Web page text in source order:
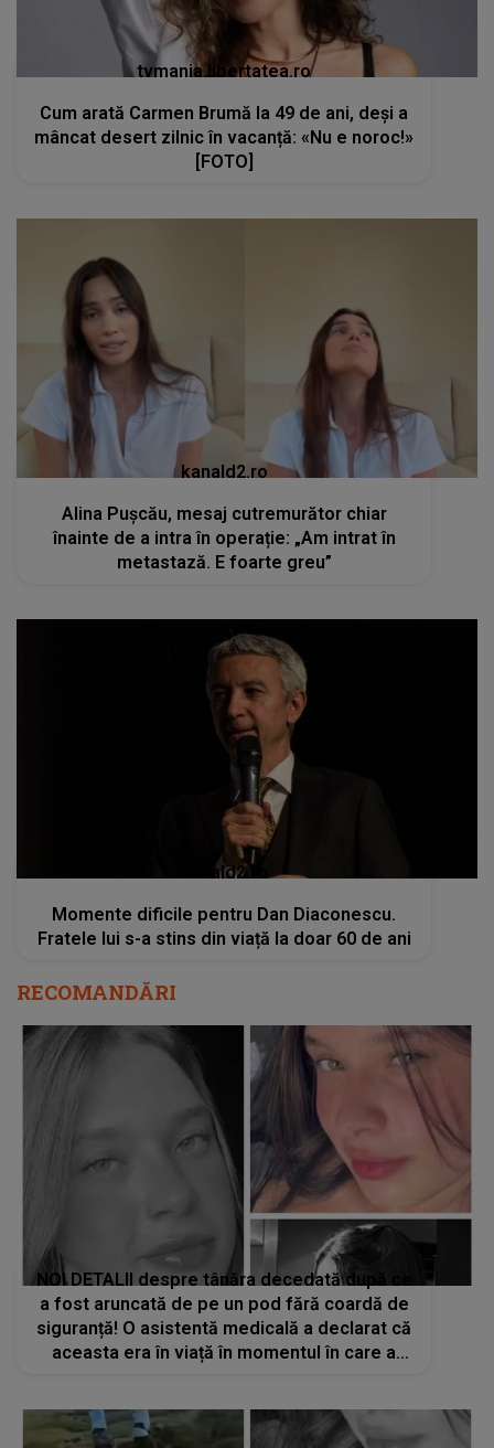
tvmania.libertatea.ro
Cum arată Carmen Brumă la 49 de ani, deși a
mâncat desert zilnic în vacanță: «Nu e noroc!»
[FOTO]
kanald2.ro
Alina Pușcău, mesaj cutremurător chiar
înainte de a intra în operație: „Am intrat în
metastază. E foarte greu”
kanald2.ro
Momente dificile pentru Dan Diaconescu.
Fratele lui s-a stins din viață la doar 60 de ani
RECOMANDĂRI
NOI DETALII despre tânăra decedată după ce
a fost aruncată de pe un pod fără coardă de
siguranță! O asistentă medicală a declarat că
aceasta era în viață în momentul în care a